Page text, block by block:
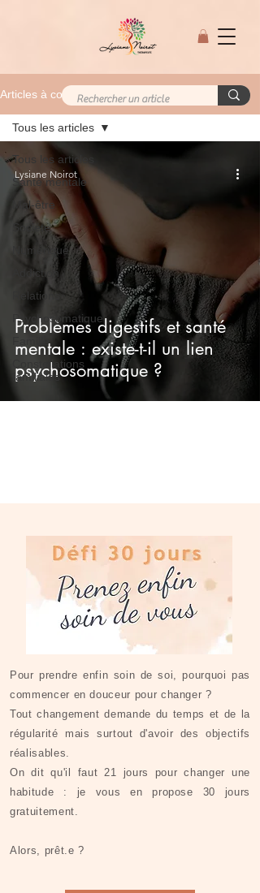
Articles à consulter
Tous les articles
Santé mentale
Mal-être
Société
Numérique
Addiction
Relations
Psychosomatique
Famille
Constellations
familiales
Tous les articles
Problèmes digestifs et santé
mentale : existe-t-il un lien
psychosomatique ?
Lysiane Noirot
Pour prendre enfin soin de soi, pourquoi pas
commencer en douceur pour changer ?
Tout changement demande du temps et de la
régularité mais surtout d'avoir des objectifs
réalisables.
On dit qu'il faut 21 jours pour changer une
habitude : je vous en propose 30 jours
gratuitement.
Alors, prêt.e ?​​